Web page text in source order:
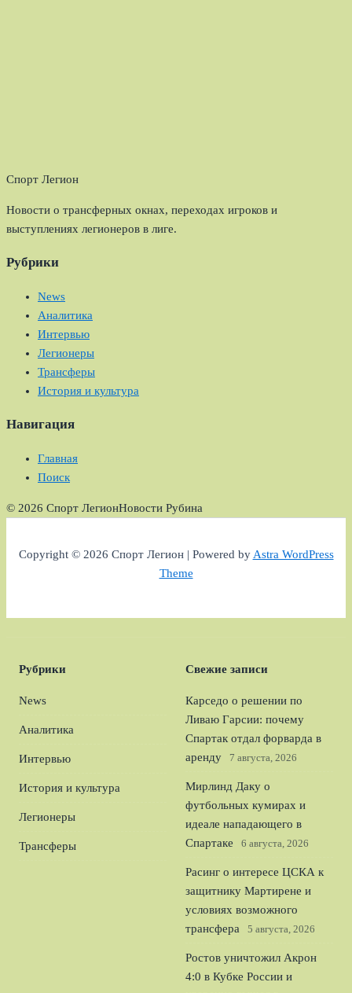
Спорт Легион
Новости о трансферных окнах, переходах игроков и
выступлениях легионеров в лиге.
Рубрики
News
Аналитика
Интервью
Легионеры
Трансферы
История и культура
Навигация
Главная
Поиск
© 2026 Спорт ЛегионНовости Рубина
Copyright © 2026 Спорт Легион | Powered byAstra WordPress
Theme
Рубрики
News
Аналитика
Интервью
История и культура
Легионеры
Трансферы
Свежие записи
Карседо о решении по
Ливаю Гарсии: почему
Спартак отдал форварда в
аренду
7 августа, 2026
Мирлинд Даку о
футбольных кумирах и
идеале нападающего в
Спартаке
6 августа, 2026
Расинг о интересе ЦСКА к
защитнику Мартирене и
условиях возможного
трансфера
5 августа, 2026
Ростов уничтожил Акрон
4:0 в Кубке России и